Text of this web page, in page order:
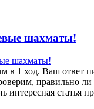
шахматы!
в 1 ход. Ваш ответ
правильно
интересная статья